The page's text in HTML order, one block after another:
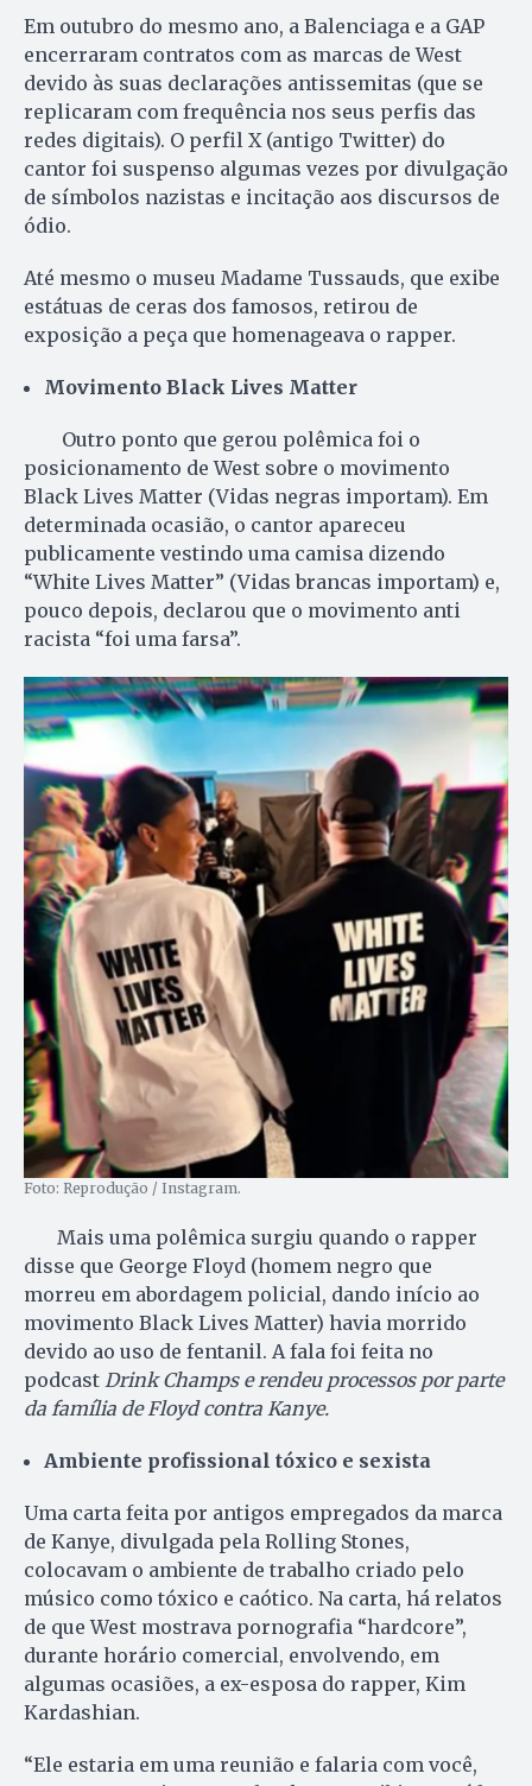
Em outubro do mesmo ano, a Balenciaga e a GAP
encerraram contratos com as marcas de West
devido às suas declarações antissemitas (que se
replicaram com frequência nos seus perfis das
redes digitais). O perfil X (antigo Twitter) do
cantor foi suspenso algumas vezes por divulgação
de símbolos nazistas e incitação aos discursos de
ódio.
Até mesmo o museu Madame Tussauds, que exibe
estátuas de ceras dos famosos, retirou de
exposição a peça que homenageava o rapper.
Movimento Black Lives Matter
Outro ponto que gerou polêmica foi o
posicionamento de West sobre o movimento
Black Lives Matter (Vidas negras importam). Em
determinada ocasião, o cantor apareceu
publicamente vestindo uma camisa dizendo
“White Lives Matter” (Vidas brancas importam) e,
pouco depois, declarou que o movimento anti
racista “foi uma farsa”.
Foto: Reprodução / Instagram.
Mais uma polêmica surgiu quando o rapper
disse que George Floyd (homem negro que
morreu em abordagem policial, dando início ao
movimento Black Lives Matter) havia morrido
devido ao uso de fentanil. A fala foi feita no
podcast Drink Champs e rendeu processos por parte
da família de Floyd contra Kanye.
Ambiente profissional tóxico e sexista
Uma carta feita por antigos empregados da marca
de Kanye, divulgada pela Rolling Stones,
colocavam o ambiente de trabalho criado pelo
músico como tóxico e caótico. Na carta, há relatos
de que West mostrava pornografia “hardcore”,
durante horário comercial, envolvendo, em
algumas ocasiões, a ex-esposa do rapper, Kim
Kardashian.
“Ele estaria em uma reunião e falaria com você,